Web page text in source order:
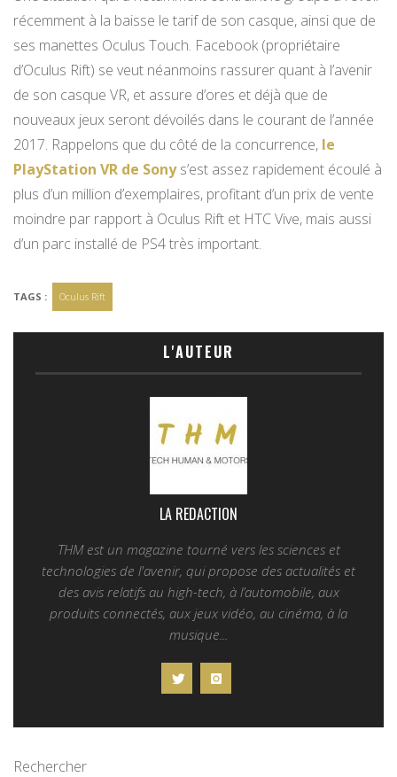
récemment à la baisse le tarif de son casque, ainsi que de
ses manettes Oculus Touch. Facebook (propriétaire
d’Oculus Rift) se veut néanmoins rassurer quant à l’avenir
de son casque VR, et assure d’ores et déjà que de
nouveaux jeux seront dévoilés dans le courant de l’année
2017. Rappelons que du côté de la concurrence, le
PlayStation VR de Sonys’est assez rapidement écoulé à
plus d’un million d’exemplaires, profitant d’un prix de vente
moindre par rapport à Oculus Rift et HTC Vive, mais aussi
d’un parc installé de PS4 très important.
TAGS : Oculus Rift
L'AUTEUR
LA REDACTION
THM est un magazine tourné vers les sciences et
technologies de l'avenir, qui propose des actualités et
des avis relatifs au high-tech, à l’automobile, aux
produits connectés, aux jeux vidéo, au cinéma, à la
musique...
Rechercher